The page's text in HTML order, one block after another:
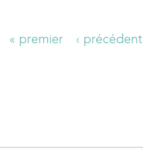
« premier ‹ précédent